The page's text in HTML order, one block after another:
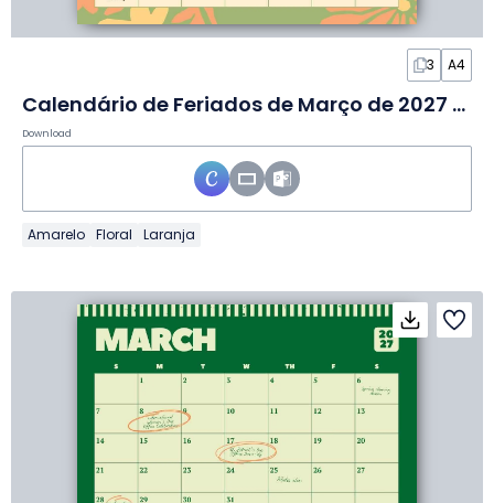
3 A4
Calendário de Feriados de Março de 2027 em Slides
Download
Amarelo Floral Laranja